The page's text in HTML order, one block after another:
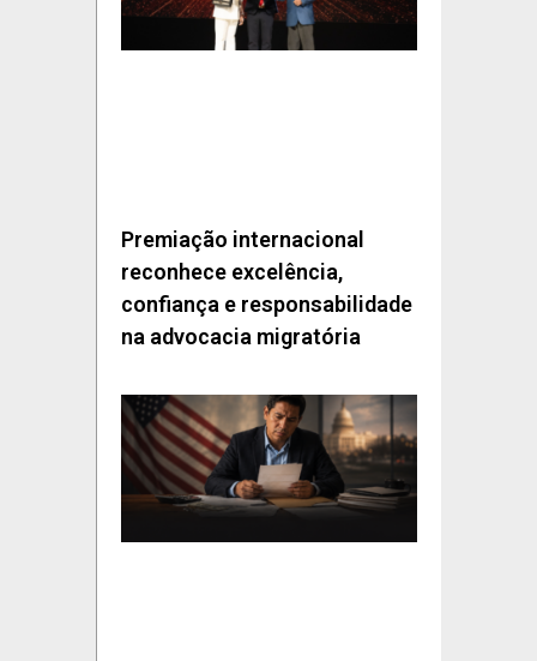
Premiação internacional
reconhece excelência,
confiança e responsabilidade
na advocacia migratória